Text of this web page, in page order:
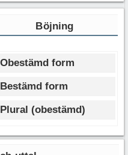
Böjning
Obestämd form
Bestämd form
Plural (obestämd)